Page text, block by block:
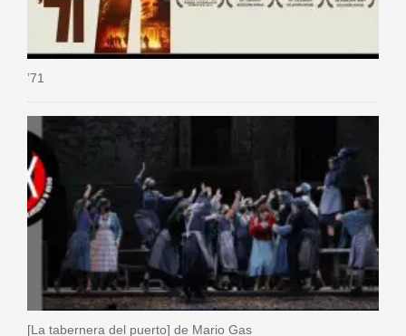
’71
[La tabernera del puerto] de Mario Gas